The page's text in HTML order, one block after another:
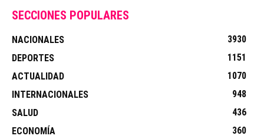
SECCIONES POPULARES
NACIONALES
3930
DEPORTES
1151
ACTUALIDAD
1070
INTERNACIONALES
948
SALUD
436
ECONOMÍA
360